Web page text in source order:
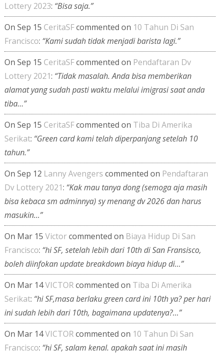
Lottery 2023: “Bisa saja.”
On Sep 15 CeritaSFcommented on 10 Tahun Di San
Francisco: “Kami sudah tidak menjadi barista lagi.”
On Sep 15 CeritaSFcommented on Pendaftaran Dv
Lottery 2021: “Tidak masalah. Anda bisa memberikan
alamat yang sudah pasti waktu melalui imigrasi saat anda
tiba…”
On Sep 15 CeritaSFcommented on Tiba Di Amerika
Serikat: “Green card kami telah diperpanjang setelah 10
tahun.”
On Sep 12 Lanny Avengers commented on Pendaftaran
Dv Lottery 2021: “Kak mau tanya dong (semoga aja masih
bisa kebaca sm adminnya) sy menang dv 2026 dan harus
masukin…”
On Mar 15 Victorcommented on Biaya Hidup Di San
Francisco: “hi SF, setelah lebih dari 10th di San Fransisco,
boleh diinfokan update breakdown biaya hidup di…”
On Mar 14VICTORcommented on Tiba Di Amerika
Serikat: “hi SF,masa berlaku green card ini 10th ya? per hari
ini sudah lebih dari 10th, bagaimana updatenya?…”
On Mar 14VICTORcommented on 10 Tahun Di San
Francisco: “hi SF, salam kenal. apakah saat ini masih